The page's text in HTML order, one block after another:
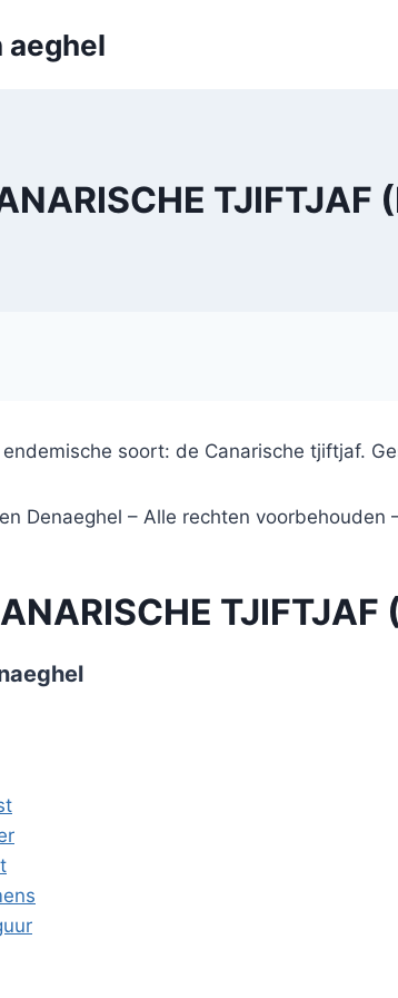
aeghel
soort: de Canarische tjiftjaf.
Denaeghel – Alle rechten voorbehouden